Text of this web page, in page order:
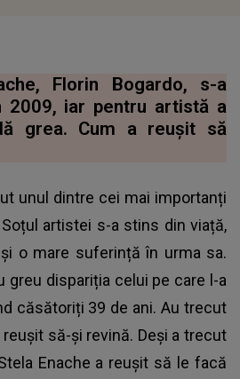
Florin Bogardo, s-a
2009, iar pentru artistă a
grea. Cum a reușit să
unul dintre cei mai importanți
artistei s-a stins din viață,
o mare suferință în urma sa.
greu dispariția celui pe care l-a
căsătoriți 39 de ani. Au trecut
să-și revină. Deși a trecut
Enache a reușit să le facă